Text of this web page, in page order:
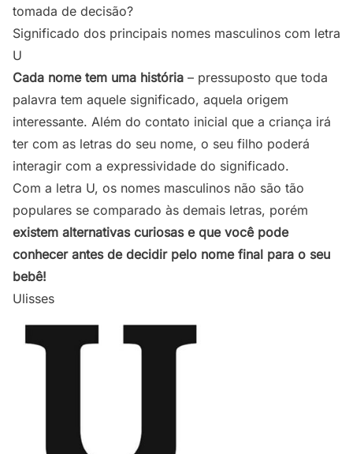
tomada de decisão?
Significado dos principais nomes masculinos com letra
U
Cada nome tem uma história – pressuposto que toda
palavra tem aquele significado, aquela origem
interessante. Além do contato inicial que a criança irá
ter com as letras do seu nome, o seu filho poderá
interagir com a expressividade do significado.
Com a letra U, os nomes masculinos não são tão
populares se comparado às demais letras, porém
existem alternativas curiosas e que você pode
conhecer antes de decidir pelo nome final para o seu
bebê!
Ulisses